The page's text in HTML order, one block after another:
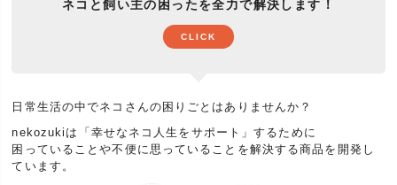
ネコと飼い主の困ったを全力で解決します！
CLICK
日常生活の中でネコさんの困りごとはありませんか？
nekozukiは「幸せなネコ人生をサポート」するために
困っていることや不便に思っていることを解決する商品を開発し
ています。